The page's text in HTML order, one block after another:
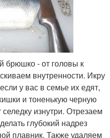
брюшко - от головы к
внутренности. Икру
у вас в семье их едят,
и тоненькую черную
изнутри. Отрезаем
глубокий надрез
плавник. Также удаляем